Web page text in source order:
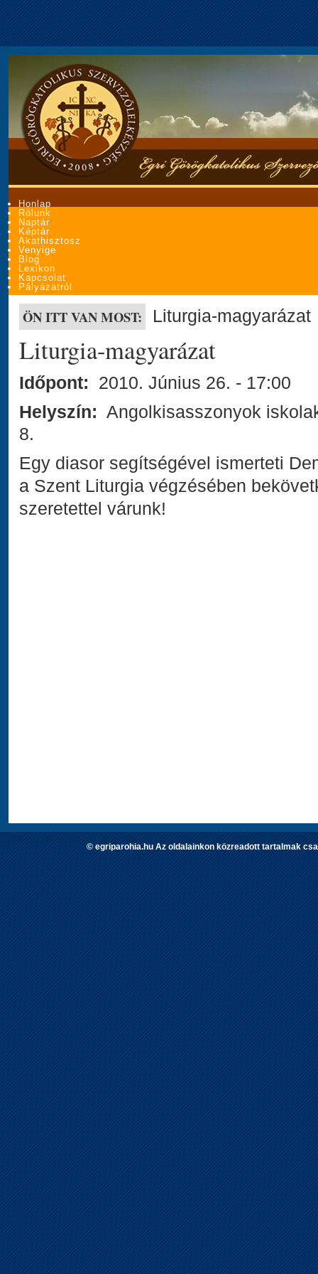
Honlap
Rólunk
Naptár
Képtár
Akathisztosz
Venyige
Blog
Lexikon
Kapcsolat
Pályázatról
ÖN ITT VAN MOST: Liturgia-magyarázat
Liturgia-magyarázat
Időpont:
2010. Június 26. - 17:00
Helyszín: Angolkisasszonyok
8.
Egy diasor segítségével ismerteti
a Szent Liturgia végzésében
szeretettel várunk!
© egriparohia.hu Az oldalainkon közreadott tartalmak